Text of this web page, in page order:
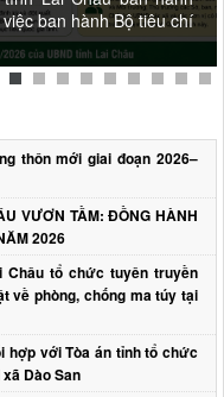
ban hành Bộ tiêu chí
thôn mới giai đoạn 2026–
VƯƠN TẦM: ĐỒNG HÀNH
2026
Châu tổ chức tuyên truyền
về phòng, chống ma túy tại
hợp với Tòa án tỉnh tổ chức
Dào San